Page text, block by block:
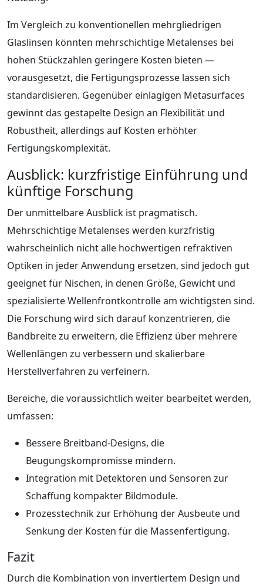
Im Vergleich zu konventionellen mehrgliedrigen
Glaslinsen könnten mehrschichtige Metalenses bei
hohen Stückzahlen geringere Kosten bieten —
vorausgesetzt, die Fertigungsprozesse lassen sich
standardisieren. Gegenüber einlagigen Metasurfaces
gewinnt das gestapelte Design an Flexibilität und
Robustheit, allerdings auf Kosten erhöhter
Fertigungskomplexität.
Ausblick: kurzfristige Einführung und
künftige Forschung
Der unmittelbare Ausblick ist pragmatisch.
Mehrschichtige Metalenses werden kurzfristig
wahrscheinlich nicht alle hochwertigen refraktiven
Optiken in jeder Anwendung ersetzen, sind jedoch gut
geeignet für Nischen, in denen Größe, Gewicht und
spezialisierte Wellenfrontkontrolle am wichtigsten sind.
Die Forschung wird sich darauf konzentrieren, die
Bandbreite zu erweitern, die Effizienz über mehrere
Wellenlängen zu verbessern und skalierbare
Herstellverfahren zu verfeinern.
Bereiche, die voraussichtlich weiter bearbeitet werden,
umfassen:
Bessere Breitband-Designs, die
Beugungskompromisse mindern.
Integration mit Detektoren und Sensoren zur
Schaffung kompakter Bildmodule.
Prozesstechnik zur Erhöhung der Ausbeute und
Senkung der Kosten für die Massenfertigung.
Fazit
Durch die Kombination von invertiertem Design und